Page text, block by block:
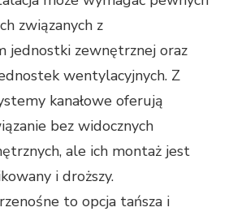
związanych z
jednostki zewnętrznej oraz
wentylacyjnych. Z
kanałowe oferują
bez widocznych
ale ich montaż jest
i droższy.
to opcja tańsza i